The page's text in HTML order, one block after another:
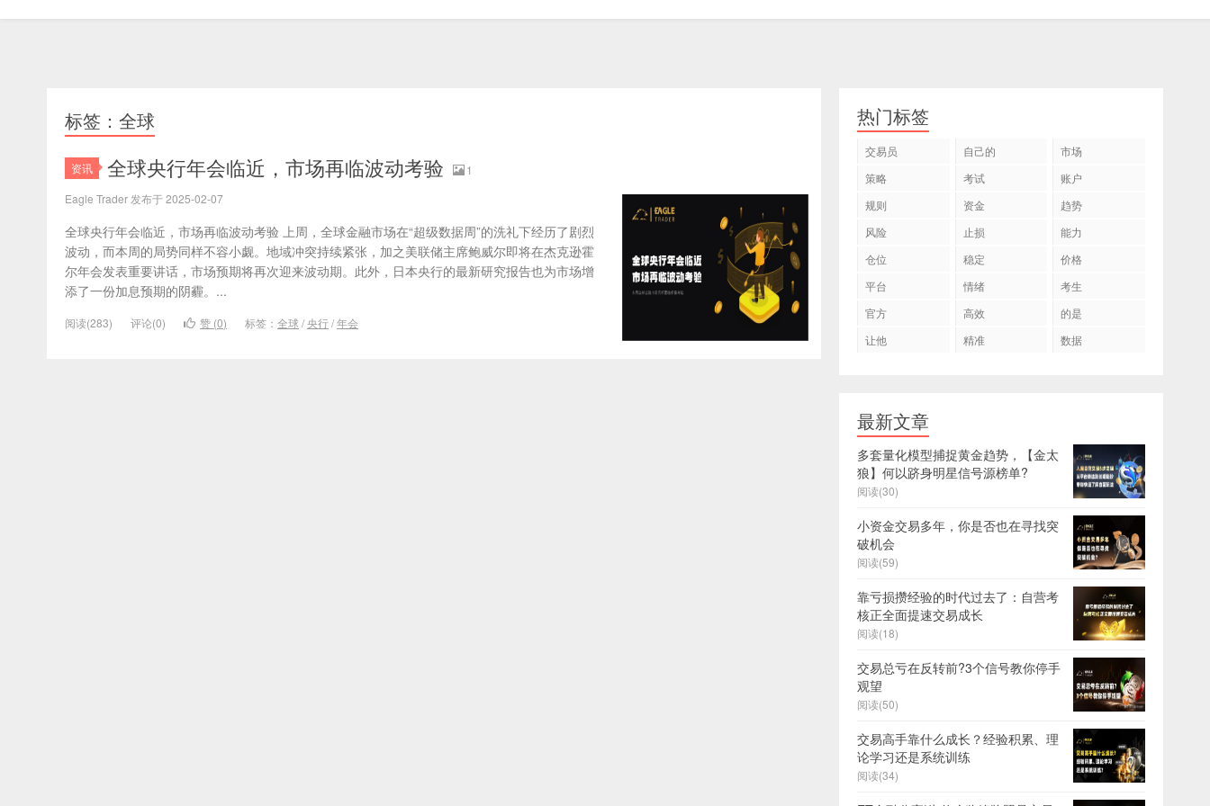
标签：全球
资讯 全球央行年会临近，市场再临波动考验
1
Eagle Trader 发布于 2025-02-07
全球央行年会临近，市场再临波动考验 上周，全球金融市场在“超级数据周”的洗礼下经历了剧烈
波动，而本周的局势同样不容小觑。地域冲突持续紧张，加之美联储主席鲍威尔即将在杰克逊霍
尔年会发表重要讲话，市场预期将再次迎来波动期。此外，日本央行的最新研究报告也为市场增
添了一份加息预期的阴霾。...
阅读(283) 评论(0) 赞 (0) 标签： 全球 /央行/年会
热门标签
交易员 自己的
市场
策略
考试
账户
规则
资金
趋势
风险
止损
能力
仓位
稳定
价格
平台
情绪
考生
官方
高效
的是
让他
精准 数据
最新文章
多套量化模型捕捉黄金趋势，【金太
狼】何以跻身明星信号源榜单?
阅读(30)
小资金交易多年，你是否也在寻找突
破机会
阅读(59)
靠亏损攒经验的时代过去了：自营考
核正全面提速交易成长
阅读(18)
交易总亏在反转前?3个信号教你停手
观望
阅读(50)
交易高手靠什么成长？经验积累、理
论学习还是系统训练
阅读(34)